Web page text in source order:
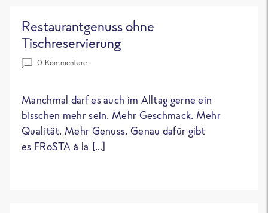
Restaurantgenuss ohne
Tischreservierung
0 Kommentare
Manchmal darf es auch im Alltag gerne ein
bisschen mehr sein. Mehr Geschmack. Mehr
Qualität. Mehr Genuss. Genau dafür gibt
es FRoSTA à la […]